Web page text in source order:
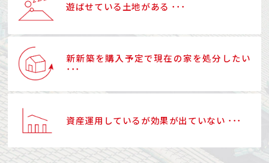
遊ばせている土地がある ･･･
新新築を購入予定で現在の家を処分したい
･･･
資産運用しているが効果が出ていない ･･･